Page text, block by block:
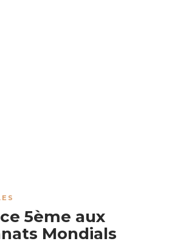
5ème aux
Mondials